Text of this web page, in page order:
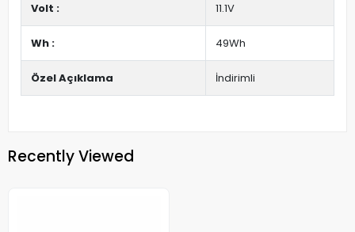
Volt : 11.1V
Wh : 49Wh
Özel Açıklama İndirimli
Recently Viewed